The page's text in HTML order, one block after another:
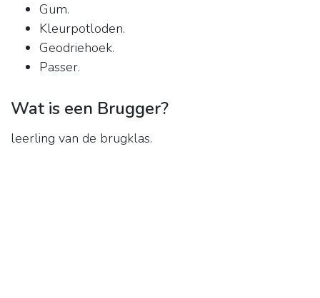
Gum.
Kleurpotloden.
Geodriehoek.
Passer.
Wat is een Brugger?
leerling van de brugklas.